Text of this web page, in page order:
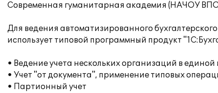
Современная гуманитарная академия (НАЧОУ
Для ведения автоматизированного
использует типовой программный продукт
• Ведение учета нескольких организаций в
• Учет "от документа", применение типовых
• Партионный учет